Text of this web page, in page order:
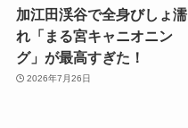
加江田渓谷で全身びしょ濡
れ「まる宮キャニオニン
グ」が最高すぎた！
2026年7月26日